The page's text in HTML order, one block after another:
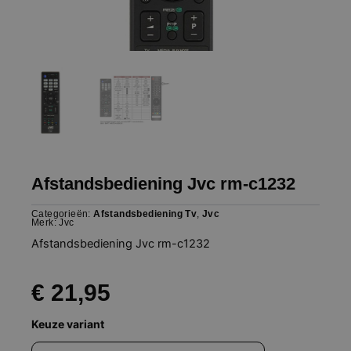
Afstandsbediening Jvc rm-c1232
Categorieën: Afstandsbediening Tv ,Jvc
Merk:Jvc
Afstandsbediening Jvc rm-c1232
€ 21,95
Keuze variant
Afstandsbediening
Jvc